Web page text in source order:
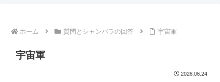
ホーム 質問とシャンバラの回答 宇宙軍
宇宙軍
2026.06.24